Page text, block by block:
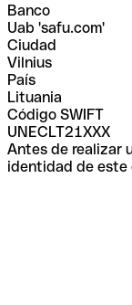
Banco
Uab 'safu.com'
Ciudad
Vilnius
País
Lituania
Código SWIFT
UNECLT21XXX
Antes de realizar
identidad de este